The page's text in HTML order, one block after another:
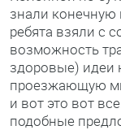
знали
ребята взяли с
возможность
здоровые) идеи
проезжающую
и вот это вот
подобные